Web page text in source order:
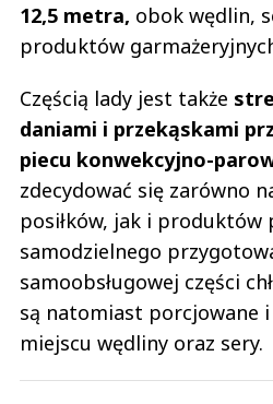
12,5 metra, obok wędlin,
produktów
Częścią lady jest także
daniami i przekąskami
piecu konwekcyjno-
zdecydować się zarówno
posiłków, jak i produktów
samodzielnego
samoobsługowej części
są natomiast porcjowane
miejscu wędliny oraz sery.